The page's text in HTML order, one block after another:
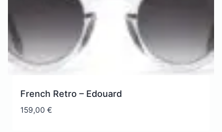
French Retro – Edouard
159,00€